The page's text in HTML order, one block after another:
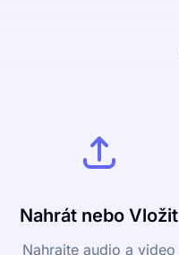
Nahrát nebo Vložit
Nahrajte audio a video